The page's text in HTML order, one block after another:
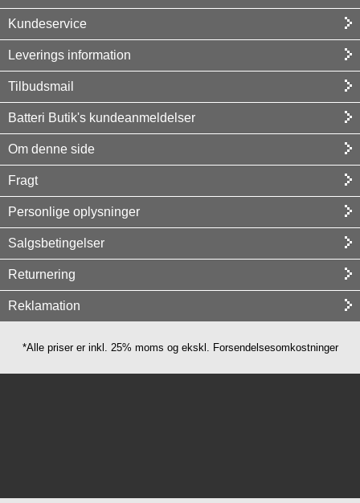
Kundeservice
Leverings information
Tilbudsmail
Batteri Butik's kundeanmeldelser
Om denne side
Fragt
Personlige oplysninger
Salgsbetingelser
Returnering
Reklamation
*Alle priser er inkl. 25% moms og ekskl. Forsendelsesomkostninger